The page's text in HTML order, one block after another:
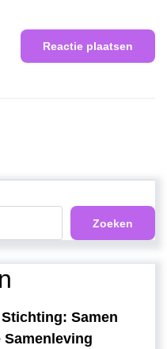
Zoeken
Samen
Samenleving